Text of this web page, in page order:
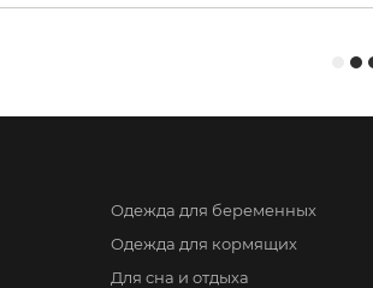
Одежда для беременных
Одежда для кормящих
Для сна и отдыха